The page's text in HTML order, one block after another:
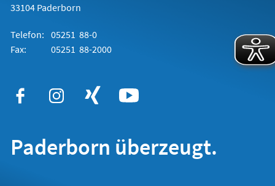
33104 Paderborn
Telefon: 05251 88-0
Fax:
05251 88-2000
Paderborn überzeugt.